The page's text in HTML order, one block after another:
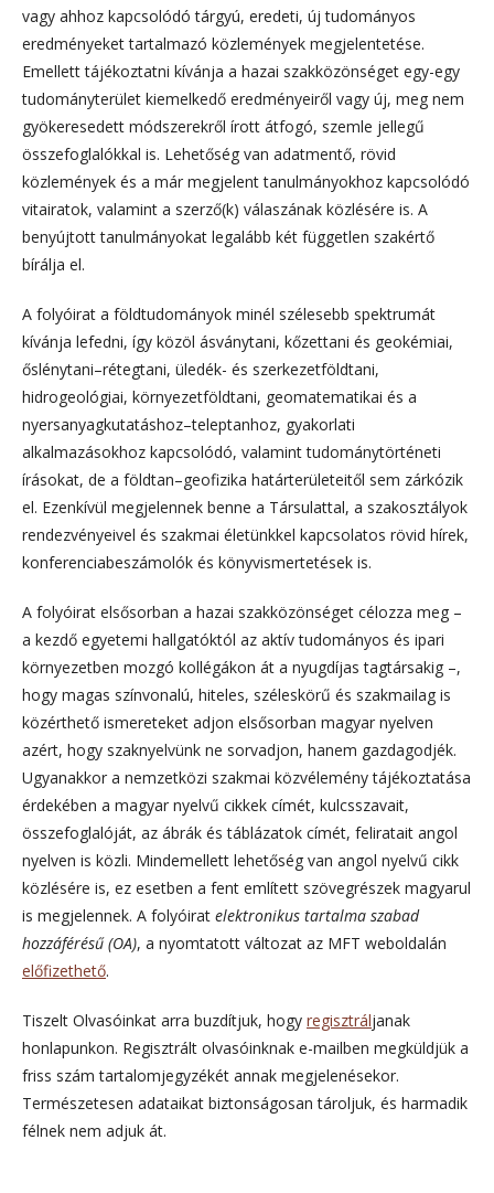
vagy ahhoz kapcsolódó tárgyú, eredeti, új tudományos
eredményeket tartalmazó közlemények megjelentetése.
Emellett tájékoztatni kívánja a hazai szakközönséget egy-egy
tudományterület kiemelkedő eredményeiről vagy új, meg nem
gyökeresedett módszerekről írott átfogó, szemle jellegű
összefoglalókkal is. Lehetőség van adatmentő, rövid
közlemények és a már megjelent tanulmányokhoz kapcsolódó
vitairatok, valamint a szerző(k) válaszának közlésére is. A
benyújtott tanulmányokat legalább két független szakértő
bírálja el.
A folyóirat a földtudományok minél szélesebb spektrumát
kívánja lefedni, így közöl ásványtani, kőzettani és geokémiai,
őslénytani–rétegtani, üledék- és szerkezetföldtani,
hidrogeológiai, környezetföldtani, geomatematikai és a
nyersanyagkutatáshoz–teleptanhoz, gyakorlati
alkalmazásokhoz kapcsolódó, valamint tudománytörténeti
írásokat, de a földtan–geofizika határterületeitől sem zárkózik
el. Ezenkívül megjelennek benne a Társulattal, a szakosztályok
rendezvényeivel és szakmai életünkkel kapcsolatos rövid hírek,
konferenciabeszámolók és könyvismertetések is.
A folyóirat elsősorban a hazai szakközönséget célozza meg –
a kezdő egyetemi hallgatóktól az aktív tudományos és ipari
környezetben mozgó kollégákon át a nyugdíjas tagtársakig –,
hogy magas színvonalú, hiteles, széleskörű és szakmailag is
közérthető ismereteket adjon elsősorban magyar nyelven
azért, hogy szaknyelvünk ne sorvadjon, hanem gazdagodjék.
Ugyanakkor a nemzetközi szakmai közvélemény tájékoztatása
érdekében a magyar nyelvű cikkek címét, kulcsszavait,
összefoglalóját, az ábrák és táblázatok címét, feliratait angol
nyelven is közli. Mindemellett lehetőség van angol nyelvű cikk
közlésére is, ez esetben a fent említett szövegrészek magyarul
is megjelennek. A folyóirat elektronikus tartalma szabad
hozzáférésű (OA), a nyomtatott változat az MFT weboldalán
előfizethető.
Tiszelt Olvasóinkat arra buzdítjuk, hogy regisztráljanak
honlapunkon. Regisztrált olvasóinknak e-mailben megküldjük a
friss szám tartalomjegyzékét annak megjelenésekor.
Természetesen adataikat biztonságosan tároljuk, és harmadik
félnek nem adjuk át.